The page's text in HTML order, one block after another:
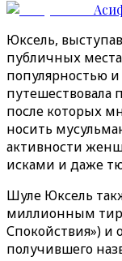
Юксель,
публичных
популярностью
путешествовала
после которых
носить
активности
исками и даже
Шуле Юксель
миллионным
Спокойствия») и
получившего